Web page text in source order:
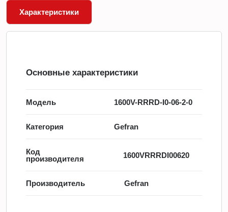
Характеристики
Основные характеристики
Модель 1600V-RRRD-I0-06-2-0
Категория Gefran
Код
производителя
1600VRRRDI00620
Производитель Gefran